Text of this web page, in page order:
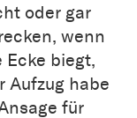
oder gar
wenn
Ecke biegt,
Aufzug habe
für